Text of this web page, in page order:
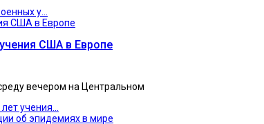
у...
США в Европе
вечером на Центральном
учения...